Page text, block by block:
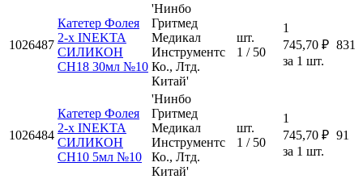
1026487
Катетер Фолея
2-х INEKTA
СИЛИКОН
CH18 30мл №10
'Нинбо
Гритмед
Медикал
Инструментс
Ко., Лтд.
Китай'
шт.
1 / 50
1
745,70 ₽
за 1 шт.
831
1026484
Катетер Фолея
2-х INEKTA
СИЛИКОН
CH10 5мл №10
'Нинбо
Гритмед
Медикал
Инструментс
Ко., Лтд.
Китай'
шт.
1 / 50
1
745,70 ₽
за 1 шт.
91